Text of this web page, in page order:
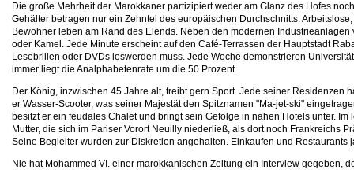
Die große Mehrheit der Marokkaner partizipiert weder am Glanz des Hofes
Gehälter betragen nur ein Zehntel des europäischen Durchschnitts.
Bewohner leben am Rand des Elends. Neben den modernen
oder Kamel. Jede Minute erscheint auf den Café-Terrassen der Hauptstadt
Lesebrillen oder DVDs loswerden muss. Jede Woche demonstrieren
immer liegt die Analphabetenrate um die 50 Prozent.
Der König, inzwischen 45 Jahre alt, treibt gern Sport. Jede seiner Residenzen
er Wasser-Scooter, was seiner Majestät den Spitznamen "Ma-jet-ski"
besitzt er ein feudales Chalet und bringt sein Gefolge in nahen Hotels unter.
Mutter, die sich im Pariser Vorort Neuilly niederließ, als dort noch Frankreichs
Seine Begleiter wurden zur Diskretion angehalten. Einkaufen und Restaurants
Nie hat Mohammed VI. einer marokkanischen Zeitung ein Interview gegeben,